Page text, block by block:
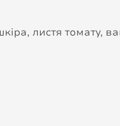
листя томату,